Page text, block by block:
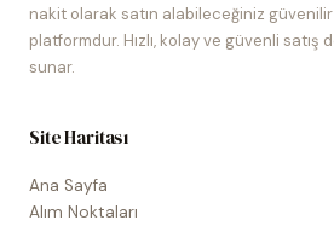
nakit olarak satın alabileceğiniz
platformdur. Hızlı, kolay ve güvenli satış
sunar.
Site Haritası
Ana Sayfa
Alım Noktaları